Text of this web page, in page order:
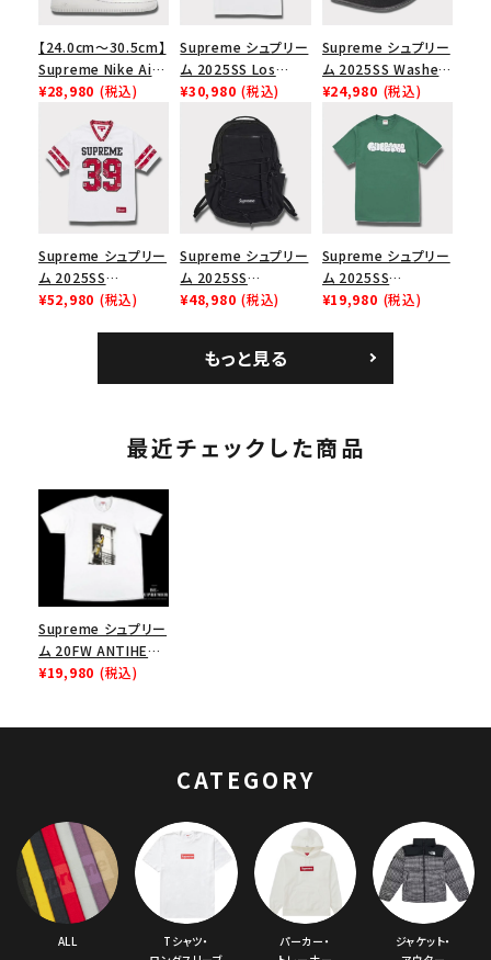
【24.0cm～30.5cm】
Supreme Nike Air
Force 1 Low シュプ
ース１スニーカー シ
ューズ ホワイト
¥28,980 (税込)
Supreme シュプリー
ム 2025SS Los
Angeles Fire Relief
Box Logo Tee ファ
イヤーリリーフボック
スロゴTシャツ ホワ
イト 白
¥30,980 (税込)
Supreme シュプリー
ム 2025SS Washed
Chino Twill Camp
Cap ウォッシュチノツ
イルキャンプキャップ
ブラック 黒
¥24,980 (税込)
Supreme シュプリー
ム 2025SS
Bandana Football
¥52,980 (税込)
Supreme シュプリー
ム 2025SS
Backpack バックパッ
¥48,980 (税込)
Supreme シュプリー
ム 2025SS
Homerun Tee ホー
¥19,980 (税込)
もっと見る
最近チェックした商品
Supreme シュプリー
ム 20FW ANTIHERO
Balcony Tee アンタ
¥19,980 (税込)
CATEGORY
ALL
Tシャツ・
パーカー・
ジャケット・